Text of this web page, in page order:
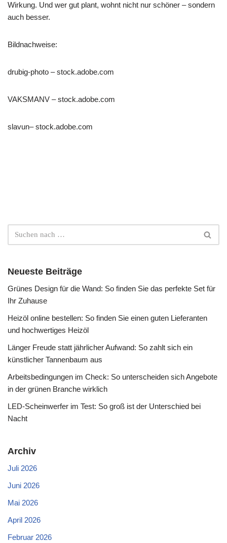
Wirkung. Und wer gut plant, wohnt nicht nur schöner – sondern
auch besser.
Bildnachweise:
drubig-photo – stock.adobe.com
VAKSMANV – stock.adobe.com
slavun– stock.adobe.com
Neueste Beiträge
Grünes Design für die Wand: So finden Sie das perfekte Set für
Ihr Zuhause
Heizöl online bestellen: So finden Sie einen guten Lieferanten
und hochwertiges Heizöl
Länger Freude statt jährlicher Aufwand: So zahlt sich ein
künstlicher Tannenbaum aus
Arbeitsbedingungen im Check: So unterscheiden sich Angebote
in der grünen Branche wirklich
LED-Scheinwerfer im Test: So groß ist der Unterschied bei
Nacht
Archiv
Juli 2026
Juni 2026
Mai 2026
April 2026
Februar 2026